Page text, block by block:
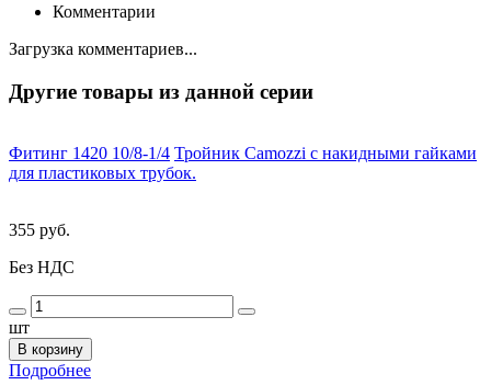
Комментарии
Загрузка комментариев...
Другие товары из данной серии
Фитинг 1420 10/8-1/4 Тройник Camozzi с накидными гайками
для пластиковых трубок.
355 руб.
Без НДС
шт
В корзину
Подробнее